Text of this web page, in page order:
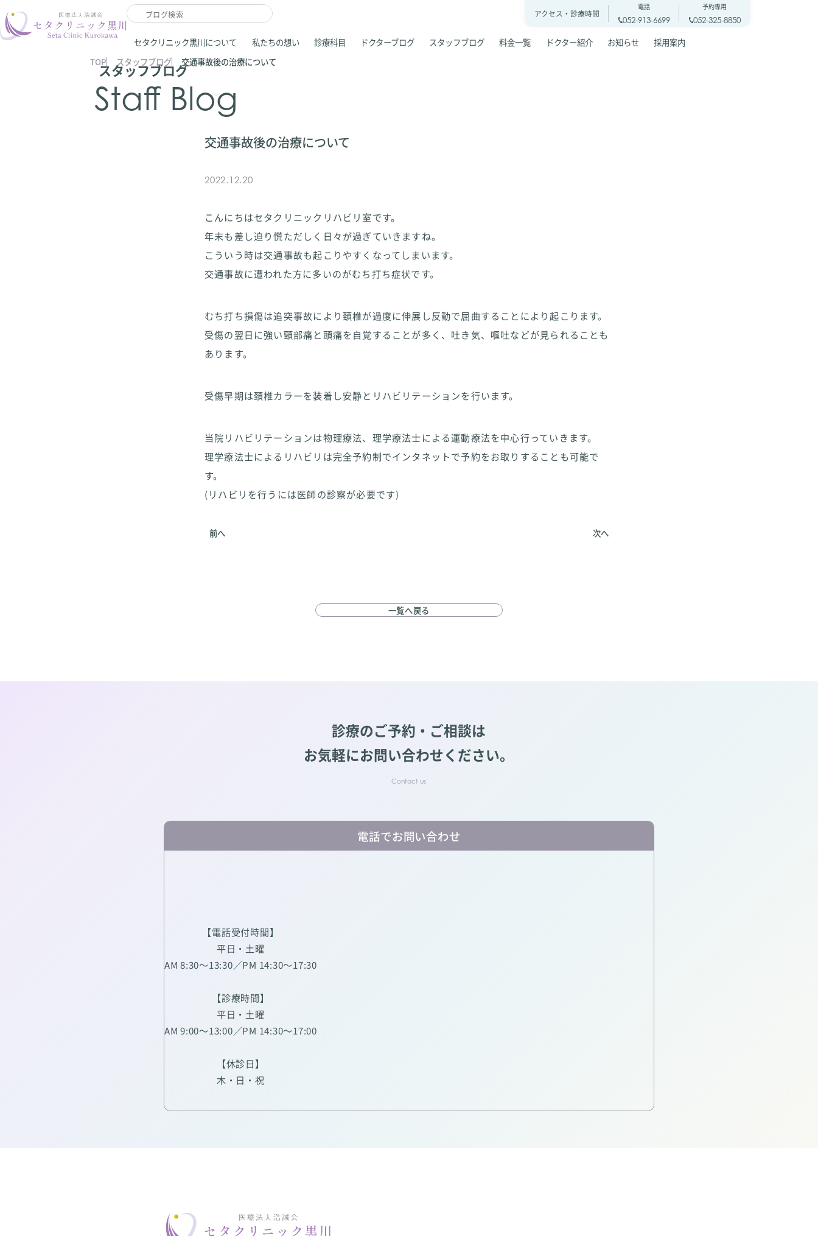
アクセス・診療時間
電話
052-913-6699
予約専用
052-325-8850
セタクリニック黒川について 私たちの想い 診療科目 ドクターブログ スタッフブログ 料金一覧 ドクター紹介 お知らせ 採用案内
スタッフブログ
Staff Blog
TOP スタッフブログ 交通事故後の治療について
交通事故後の治療について
2022.12.20
こんにちはセタクリニックリハビリ室です。
年末も差し迫り慌ただしく日々が過ぎていきますね。
こういう時は交通事故も起こりやすくなってしまいます。
交通事故に遭われた方に多いのがむち打ち症状です。
むち打ち損傷は追突事故により頚椎が過度に伸展し反動で屈曲することにより起こります。
受傷の翌日に強い頸部痛と頭痛を自覚することが多く、吐き気、嘔吐などが見られることも
あります。
受傷早期は頚椎カラーを装着し安静とリハビリテーションを行います。
当院リハビリテーションは物理療法、理学療法士による運動療法を中心行っていきます。
理学療法士によるリハビリは完全予約制でインタネットで予約をお取りすることも可能で
す。
(リハビリを行うには医師の診察が必要です)
前へ 次へ
一覧へ戻る
診療のご予約・ご相談は
お気軽にお問い合わせください。
電話でお問い合わせ
【電話受付時間】
平日・土曜
AM 8:30～13:30／PM 14:30～17:30
【診療時間】
平日・土曜
AM 9:00～13:00／PM 14:30～17:00
【休診日】
木・日・祝